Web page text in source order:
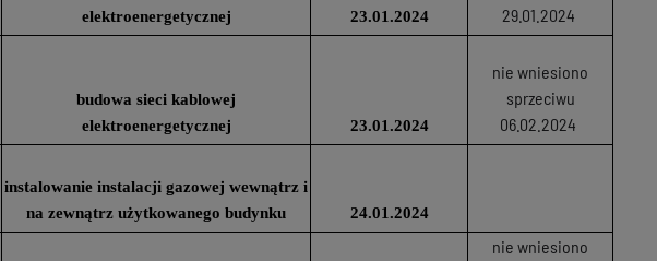
elektroenergetycznej
23.01.2024
29.01.2024
budowa sieci kablowej
elektroenergetycznej
23.01.2024
nie wniesiono
sprzeciwu
06.02.2024
instalowanie instalacji gazowej wewnątrz i
na zewnątrz użytkowanego budynku
24.01.2024
nie wniesiono